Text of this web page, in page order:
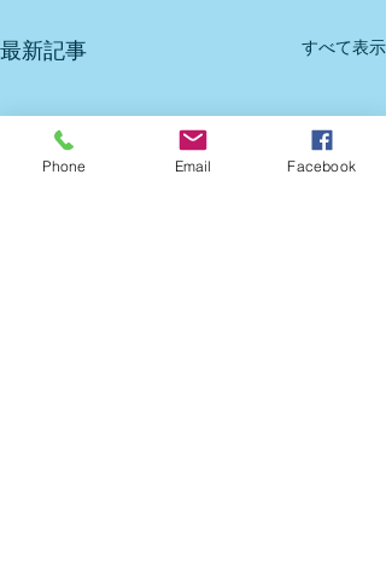
最新記事 すべて表示
Phone Email Facebook